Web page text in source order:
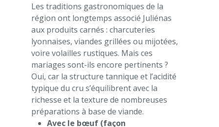
Les traditions gastronomiques de la
région ont longtemps associé Juliénas
aux produits carnés : charcuteries
lyonnaises, viandes grillées ou mijotées,
voire volailles rustiques. Mais ces
mariages sont-ils encore pertinents ?
Oui, car la structure tannique et l’acidité
typique du cru s’équilibrent avec la
richesse et la texture de nombreuses
préparations à base de viande.
Avec le bœuf (façon